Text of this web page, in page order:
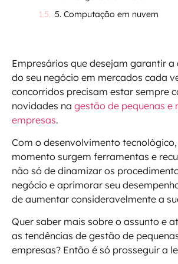
5. Computação em nuvem
Empresários que desejam garantir
do seu negócio em mercados cada
concorridos precisam estar sempre
novidades na gestão de pequenas e
empresas.
Com o desenvolvimento
momento surgem ferramentas e
não só de dinamizar os
negócio e aprimorar seu
de aumentar consideravelmente a
Quer saber mais sobre o assunto e
as tendências de gestão de
empresas? Então é só prosseguir a